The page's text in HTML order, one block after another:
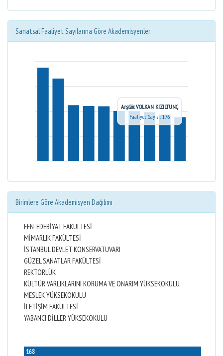
Sanatsal Faaliyet Sayılarına Göre Akademisyenler
Arş.Gör. VOLKAN KIZILTUNÇ
Faaliyet Sayısı: 176
Birimlere Göre Akademisyen Dağılımı
FEN-EDEBİYAT FAKÜLTESİ
MİMARLIK FAKÜLTESİ
İSTANBUL DEVLET KONSERVATUVARI
GÜZEL SANATLAR FAKÜLTESİ
REKTÖRLÜK
KÜLTÜR VARLIKLARINI KORUMA VE ONARIM YÜKSEKOKULU
MESLEK YÜKSEKOKULU
İLETİŞİM FAKÜLTESİ
YABANCI DİLLER YÜKSEKOKULU
168